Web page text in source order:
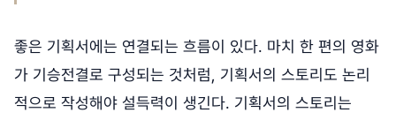
좋은 기획서에는 연결되는 흐름이 있다. 마치 한 편의 영화
가 기승전결로 구성되는 것처럼, 기획서의 스토리도 논리
적으로 작성해야 설득력이 생긴다. 기획서의 스토리는